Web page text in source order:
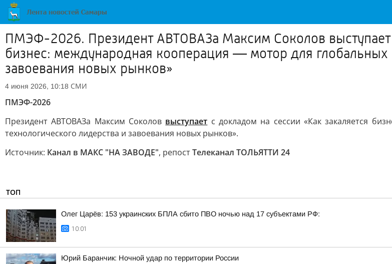
ПМЭФ-2026. Президент АВТОВАЗа Максим Соколов выступает
бизнес: международная кооперация — мотор для глобальных
завоевания новых рынков»
4 июня 2026, 10:18 СМИ
ПМЭФ-2026
Президент АВТОВАЗа Максим Соколов выступает с докладом на сессии «Как закаляется
технологического лидерства и завоевания новых рынков».
Источник: Канал в МАКС "НА ЗАВОДЕ", репостТелеканал ТОЛЬЯТТИ 24
ТОП
Олег Царёв: 153 украинских БПЛА сбито ПВО ночью над 17 субъектами РФ:
10:01
Юрий Баранчик: Ночной удар по территории России